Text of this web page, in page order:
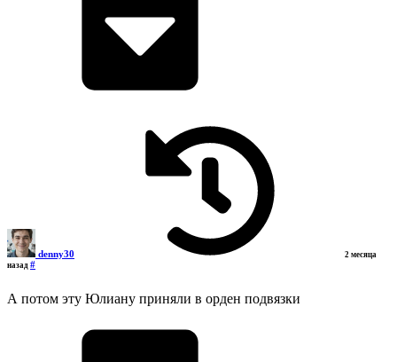
denny30
2 месяца
назад #
А потом эту Юлиану приняли в орден подвязки